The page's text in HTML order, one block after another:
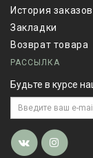
История заказов
Закладки
Возврат товара
РАССЫЛКА
Будьте в курсе